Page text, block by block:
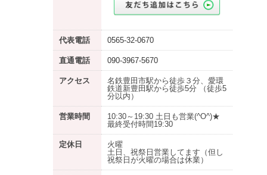
代表電話 0565-32-0670
直通電話 090-3967-5670
アクセス
名鉄豊田市駅から徒歩３分、愛環
鉄道新豊田駅から徒歩5分 （徒歩5
分以内）
営業時間
10:30～19:30 土日も営業(^O^)★
最終受付時間19:30
定休日
火曜
土日、祝祭日営業してます（但し
祝祭日が火曜の場合は休業）